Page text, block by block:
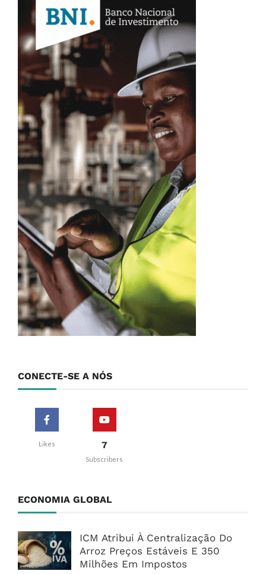
CONECTE-SE A NÓS
Likes 7
Subscribers
ECONOMIA GLOBAL
ICM Atribui À Centralização Do
Arroz Preços Estáveis E 350
Milhões Em Impostos